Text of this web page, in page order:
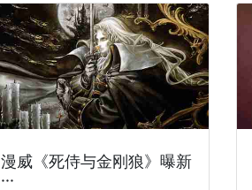
漫威《死侍与金刚狼》曝新
···